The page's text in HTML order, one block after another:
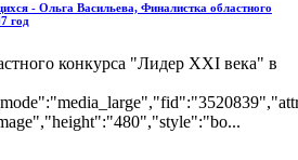
- Ольга Васильева, Финалистка областного
год
конкурса "Лидер XXI века" в